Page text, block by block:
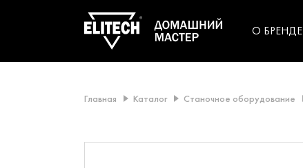
О БРЕНДЕ
Главная Каталог Станочное оборудование